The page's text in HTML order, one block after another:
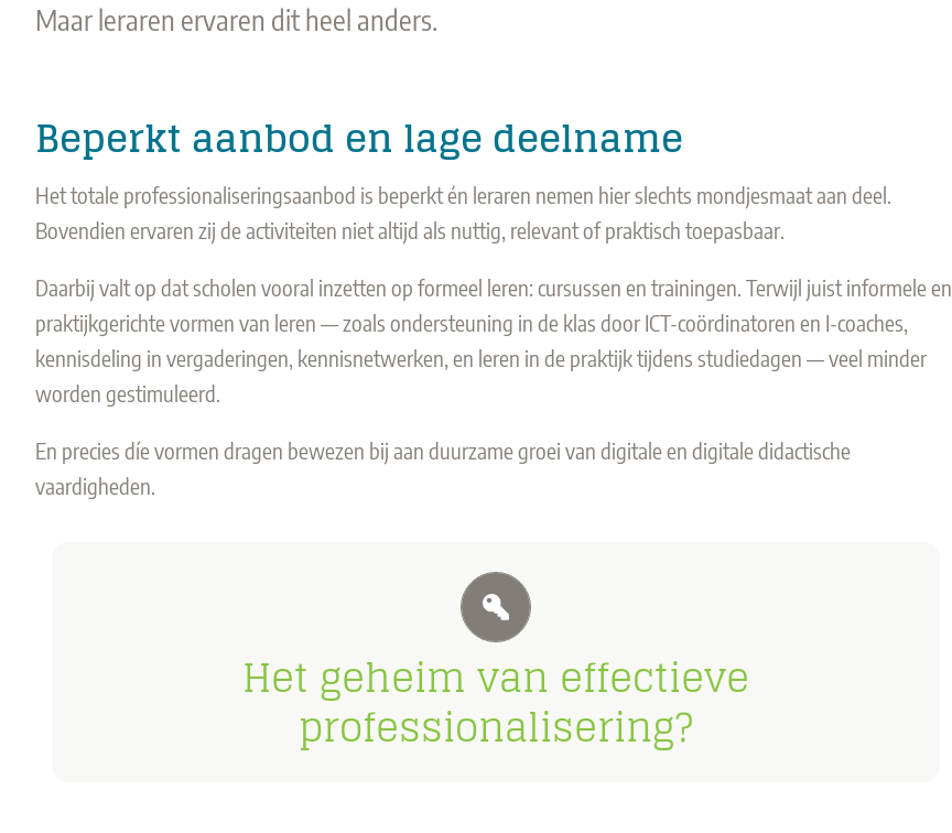
Maar leraren ervaren dit heel anders.
Beperkt aanbod en lage deelname
Het totale professionaliseringsaanbod is beperkt én leraren nemen hier slechts mondjesmaat aan deel.
Bovendien ervaren zij de activiteiten niet altijd als nuttig, relevant of praktisch toepasbaar.
Daarbij valt op dat scholen vooral inzetten op formeel leren: cursussen en trainingen. Terwijl juist informele en
praktijkgerichte vormen van leren — zoals ondersteuning in de klas door ICT-coördinatoren en I-coaches,
kennisdeling in vergaderingen, kennisnetwerken, en leren in de praktijk tijdens studiedagen — veel minder
worden gestimuleerd.
En precies díe vormen dragen bewezen bij aan duurzame groei van digitale en digitale didactische
vaardigheden.
Het geheim van effectieve
professionalisering?
Een combinatie van formele en informele
leeractiviteiten
toepassen in de praktijk